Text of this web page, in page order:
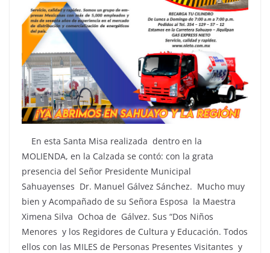
En esta Santa Misa realizada dentro en la
MOLIENDA, en la Calzada se contó: con la grata
presencia del Señor Presidente Municipal
Sahuayenses Dr. Manuel Gálvez Sánchez. Mucho muy
bien y Acompañado de su Señora Esposa la Maestra
Ximena Silva Ochoa de Gálvez. Sus “Dos Niños
Menores y los Regidores de Cultura y Educación. Todos
ellos con las MILES de Personas Presentes Visitantes y